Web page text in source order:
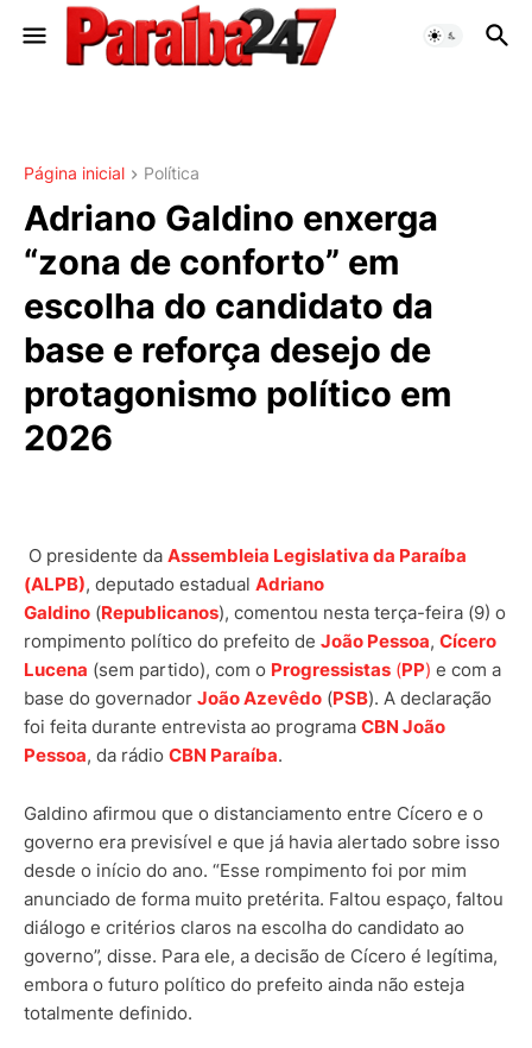
Página inicial Política
Adriano Galdino enxerga
“zona de conforto” em
escolha do candidato da
base e reforça desejo de
protagonismo político em
2026
O presidente da Assembleia Legislativa da Paraíba
(ALPB), deputado estadual Adriano
Galdino (Republicanos), comentou nesta terça-feira (9) o
rompimento político do prefeito de João Pessoa, Cícero
Lucena (sem partido), com o Progressistas (PP) e com a
base do governador João Azevêdo (PSB). A declaração
foi feita durante entrevista ao programa CBN João
Pessoa, da rádio CBN Paraíba.
Galdino afirmou que o distanciamento entre Cícero e o
governo era previsível e que já havia alertado sobre isso
desde o início do ano. “Esse rompimento foi por mim
anunciado de forma muito pretérita. Faltou espaço, faltou
diálogo e critérios claros na escolha do candidato ao
governo”, disse. Para ele, a decisão de Cícero é legítima,
embora o futuro político do prefeito ainda não esteja
totalmente definido.